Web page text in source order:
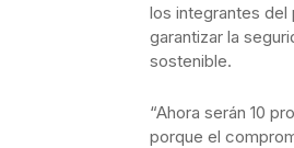
los integrantes del
garantizar la
sostenible.
“Ahora serán 10
porque el